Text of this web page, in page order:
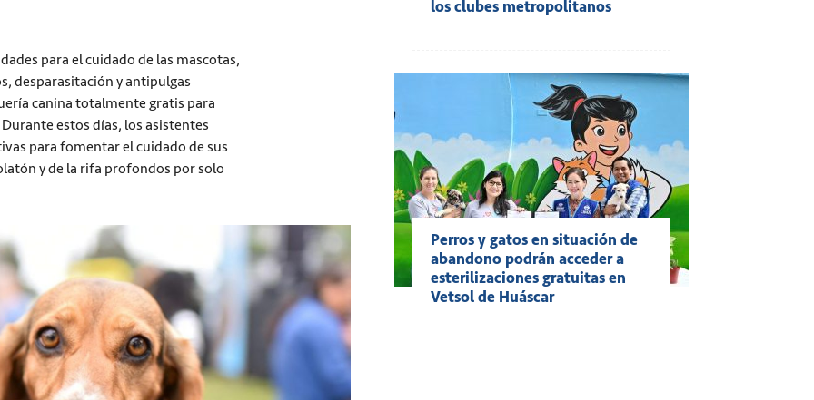
para el cuidado de las mascotas,
desparasitación y antipulgas
canina totalmente gratis para
estos días, los asistentes
para fomentar el cuidado de sus
y de la rifa profondos por solo
los clubes metropolitanos
Perros y gatos en situación de
abandono podrán acceder a
esterilizaciones gratuitas en
Vetsol de Huáscar